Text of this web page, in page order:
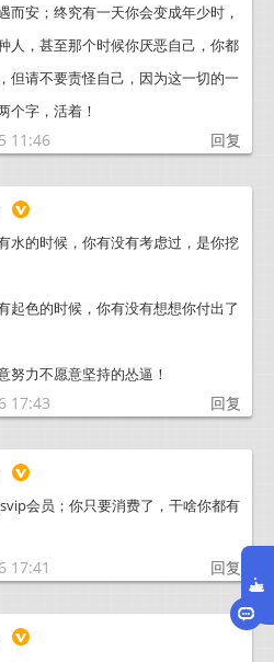
而安；终究有一天你会变成年少时，
人，甚至那个时候你厌恶自己，你都
但请不要责怪自己，因为这一切的一
个字，活着！
11:46 回复
水的时候，你有没有考虑过，是你挖
起色的时候，你有没有想想你付出了
努力不愿意坚持的怂逼！
17:43 回复
会员；你只要消费了，干啥你都有
17:41 回复